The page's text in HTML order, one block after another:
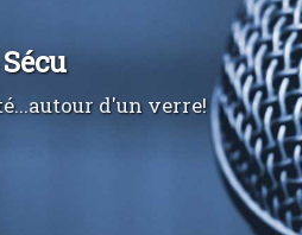
d'un verre!